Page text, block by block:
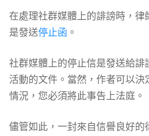
在處理社群媒體上的誹謗時，
是發送停止函 。
社群媒體上的停止信是發送給
活動的文件。當然，作者可以
情況，您必須將此事告上法庭。
儘管如此，一封來自信譽良好